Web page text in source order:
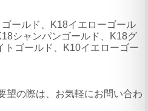
ールド、K18イエローゴール
シャンパンゴールド、K18グ
トゴールド、K10イエローゴー
望の際は、お気軽にお問い合わ